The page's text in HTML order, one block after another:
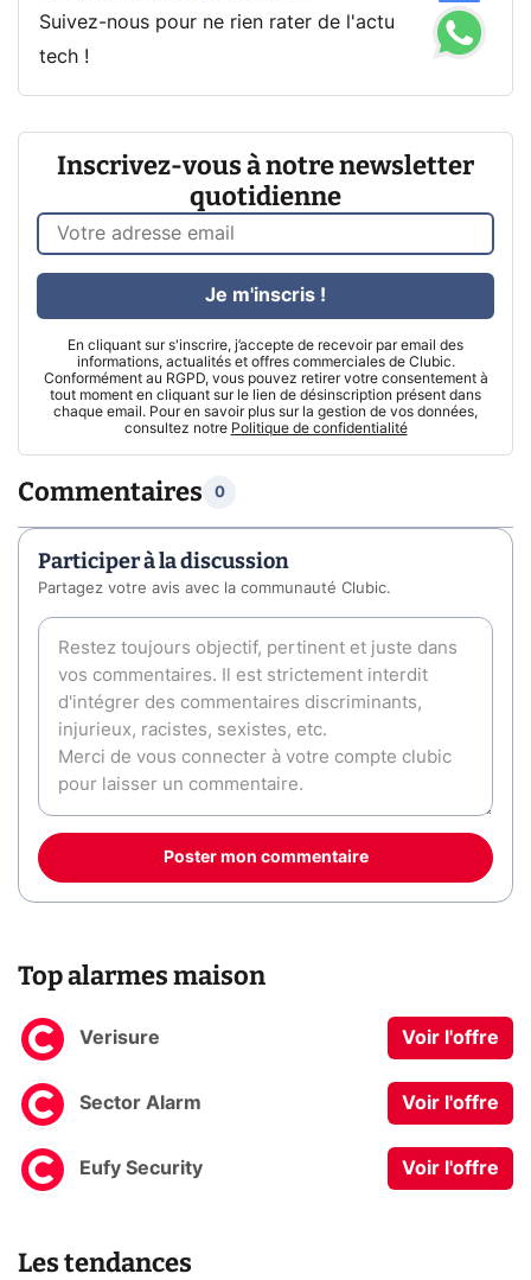
Suivez-nous pour ne rien rater de l'actu
tech !
Inscrivez-vous à notre newsletter
quotidienne
En cliquant sur s'inscrire, j’accepte de recevoir par email des
informations, actualités et offres commerciales de Clubic.
Conformément au RGPD, vous pouvez retirer votre consentement à
tout moment en cliquant sur le lien de désinscription présent dans
chaque email. Pour en savoir plus sur la gestion de vos données,
consultez notre Politique de confidentialité
Je m'inscris !
Commentaires 0
Participer à la discussion
Partagez votre avis avec la communauté Clubic.
Poster mon commentaire
Top alarmes maison
Verisure Voir l'offre
Sector Alarm Voir l'offre
Eufy Security Voir l'offre
Les tendances